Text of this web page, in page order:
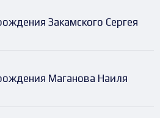
Закамского Сергея
Маганова Наиля